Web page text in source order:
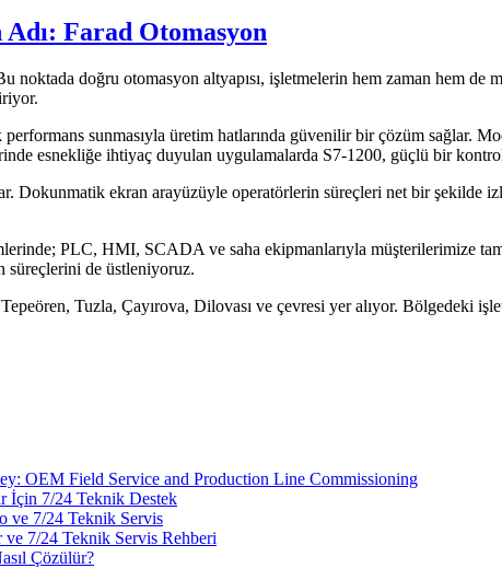
Farad Otomasyon
doğru otomasyon altyapısı, işletmelerin hem zaman hem de
sunmasıyla üretim hatlarında güvenilir bir çözüm sağlar.
esnekliğe ihtiyaç duyulan uygulamalarda S7-1200, güçlü bir
Dokunmatik ekran arayüzüyle operatörlerin süreçleri net bir şekilde
PLC, HMI, SCADA ve saha ekipmanlarıyla müşterilerimize
süreçlerini de üstleniyoruz.
Tuzla, Çayırova, Dilovası ve çevresi yer alıyor. Bölgedeki
OEM Field Service and Production Line Commissioning
İçin 7/24 Teknik Destek
ve 7/24 Teknik Servis
ve 7/24 Teknik Servis Rehberi
Çözülür?